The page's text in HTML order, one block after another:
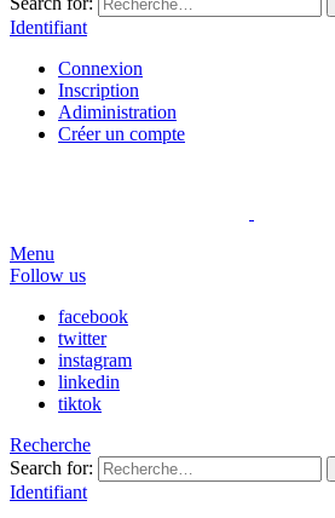
Identifiant
Connexion
Inscription
Adiministration
Créer un compte
Menu
Follow us
facebook
twitter
instagram
linkedin
tiktok
Recherche
Search for:
Identifiant